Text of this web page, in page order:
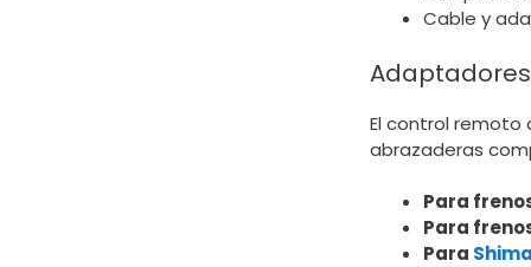
Cable y
El control
abrazaderas
Para
Para
Para